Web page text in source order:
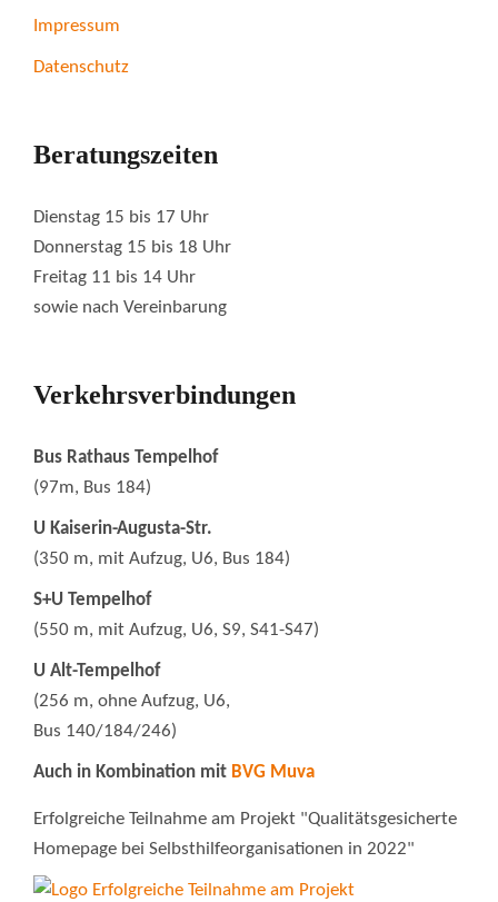
Impressum
Datenschutz
Beratungszeiten
Dienstag 15 bis 17 Uhr
Donnerstag 15 bis 18 Uhr
Freitag 11 bis 14 Uhr
sowie nach Vereinbarung
Verkehrsverbindungen
Bus Rathaus Tempelhof
(97m, Bus 184)
U Kaiserin-Augusta-Str.
(350 m, mit Aufzug, U6, Bus 184)
S+U Tempelhof
(550 m, mit Aufzug, U6, S9, S41-S47)
U Alt-Tempelhof
(256 m, ohne Aufzug, U6,
Bus 140/184/246)
Auch in Kombination mit BVG Muva
Erfolgreiche Teilnahme am Projekt "Qualitätsgesicherte
Homepage bei Selbsthilfeorganisationen in 2022"